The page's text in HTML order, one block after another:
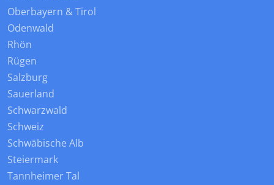
Oberbayern & Tirol
Odenwald
Rhön
Rügen
Salzburg
Sauerland
Schwarzwald
Schweiz
Schwäbische Alb
Steiermark
Tannheimer Tal